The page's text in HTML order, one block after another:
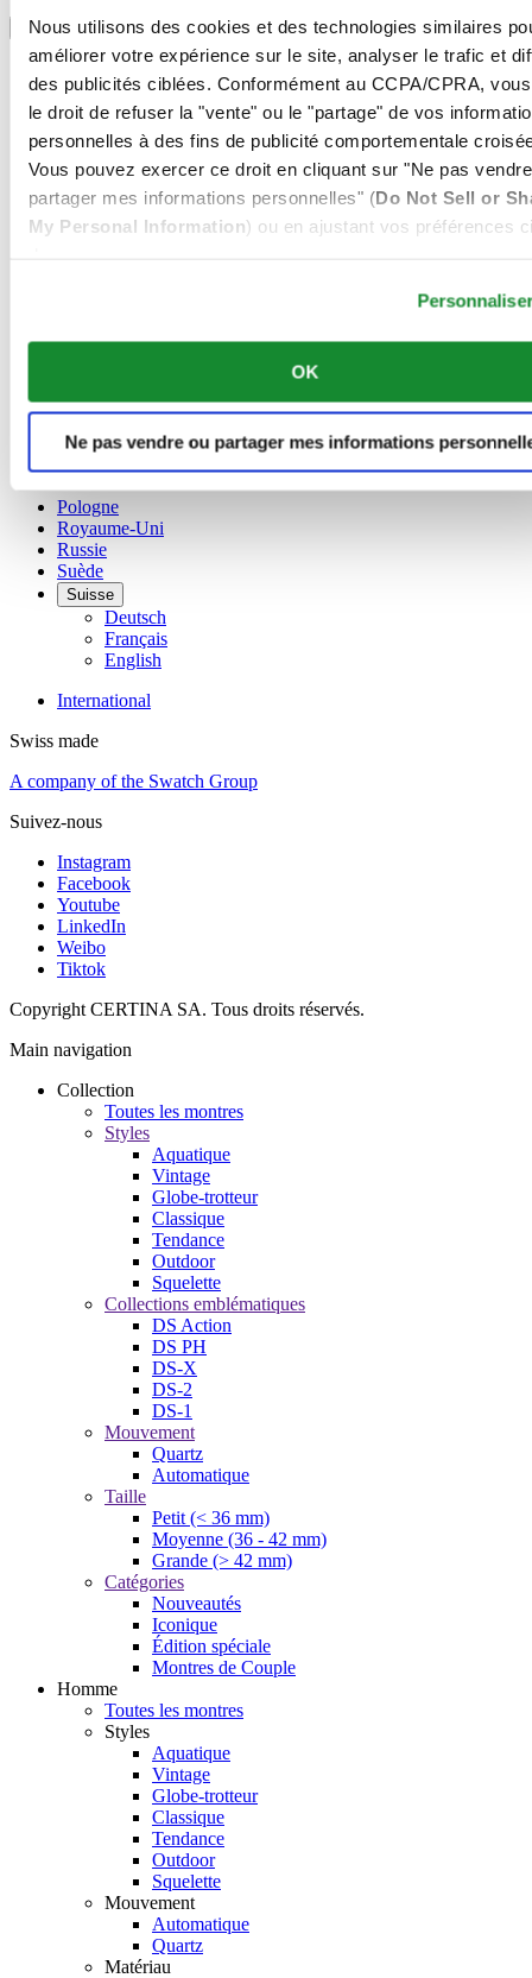
Nous utilisons des cookies et des technologies similaires
améliorer votre expérience sur le site, analyser le trafic et
des publicités ciblées. Conformément au CCPA/CPRA,
le droit de refuser la "vente" ou le "partage" de vos
personnelles à des fins de publicité comportementale
Vous pouvez exercer ce droit en cliquant sur "Ne pas
partager mes informations personnelles" (Do Not Sell or
My Personal Information) ou en ajustant vos préférences
OK
Ne pas vendre ou partager mes informations
Sélecteur de langue
Autriche
Belgique
Dutch
Chine
English
简体中文
English
Norvège
Pays-Bas
Pologne
Royaume-Uni
Russie
Suède
Suisse
Deutsch
Français
English
International
Swiss made
A company of the Swatch Group
Suivez-nous
Instagram
Facebook
Youtube
LinkedIn
Weibo
Tiktok
Copyright CERTINA SA. Tous droits réservés.
Main navigation
Collection
Toutes les montres
Styles
Aquatique
Vintage
Globe-trotteur
Classique
Tendance
Outdoor
Squelette
Collections emblématiques
DS Action
DS PH
DS-X
DS-2
DS-1
Mouvement
Quartz
Automatique
Taille
Petit (< 36 mm)
Moyenne (36 - 42 mm)
Grande (> 42 mm)
Catégories
Nouveautés
Iconique
Édition spéciale
Montres de Couple
Homme
Toutes les montres
Styles
Aquatique
Vintage
Globe-trotteur
Classique
Tendance
Outdoor
Squelette
Mouvement
Automatique
Quartz
Matériau